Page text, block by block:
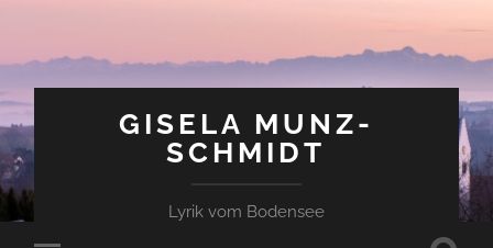
GISELA MUNZ-
SCHMIDT
Lyrik vom Bodensee